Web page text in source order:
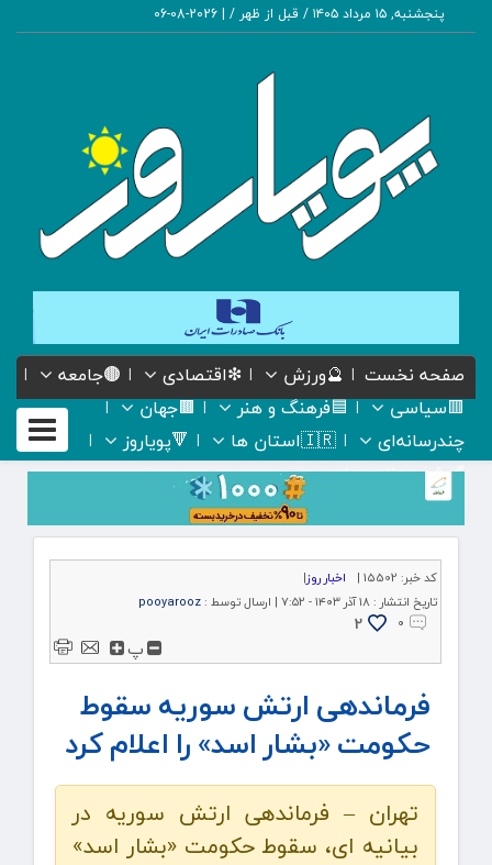
پنجشنبه, ۱۵ مرداد ۱۴۰۵ / قبل از ظهر / |
2026-08-06
صفحه نخست 🔮ورزش ❇اقتصادی
🟤جامعه
🟥سیاسی
🟦فرهنگ و هنر
🟫جهان
چندرسانه‌ای
🇮🇷استان ها
🔻پویاروز
گیشه روزنامه ها
کد خبر: 15502 | اخبار روز|
تاریخ انتشار : ۱۸ آذر ۱۴۰۳ - ۷:۵۲ | ارسال توسط : pooyarooz
۰
2
پ
فرماندهی ارتش سوریه سقوط
حکومت «بشار اسد» را اعلام کرد
تهران – فرماندهی ارتش سوریه در
بیانیه ای، سقوط حکومت «بشار اسد»